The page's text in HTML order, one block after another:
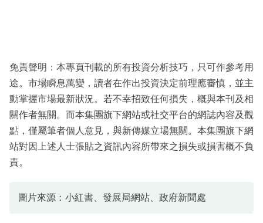
免責聲明：本專頁刊載的所有投資分析技巧，只可作參考用
途。市場瞬息萬變，讀者在作出投資決定前理應審慎，並主
動掌握市場最新狀況。若不幸招致任何損失，概與本刊及相
關作者無關。而本集團旗下網站或社交平台的網誌內容及觀
點，僅屬筆者個人意見，與新傳媒立場無關。本集團旗下網
站對因上述人士張貼之資訊內容所帶來之損失或損害概不負
責。
圖片來源：小紅書、發展局網站、政府新聞處